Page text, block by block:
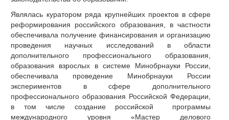
Являлась куратором ряда крупнейших проектов в сфере
реформирования российского образования, в частности
обеспечивала получение финансирования и организацию
проведения научных исследований в области
дополнительного профессионального образования,
образования взрослых в системе Минобрнауки России,
обеспечивала проведение Минобрнауки России
экспериментов в сфере дополнительного
профессионального образования Российской Федерации,
в том числе создание российской программы
международного уровня «Мастер делового